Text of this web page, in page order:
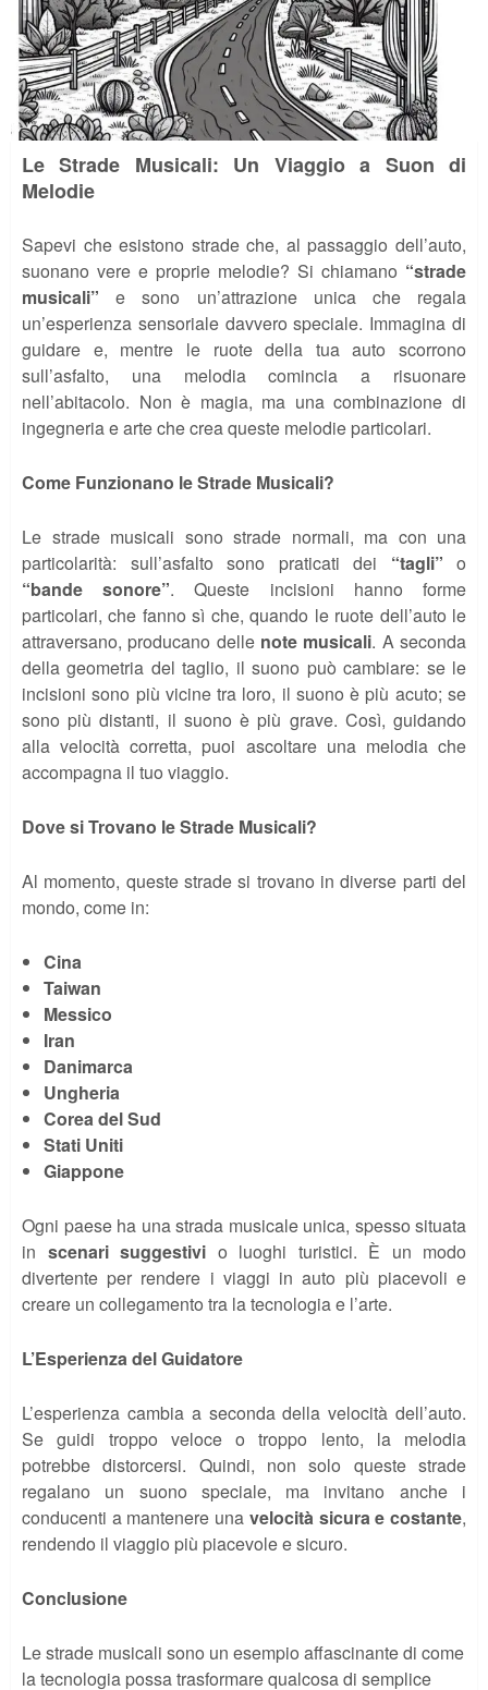
Le Strade Musicali: Un Viaggio a Suon di
Melodie
Sapevi che esistono strade che, al passaggio dell’auto,
suonano vere e proprie melodie? Si chiamano “strade
musicali” e sono un’attrazione unica che regala
un’esperienza sensoriale davvero speciale. Immagina di
guidare e, mentre le ruote della tua auto scorrono
sull’asfalto, una melodia comincia a risuonare
nell’abitacolo. Non è magia, ma una combinazione di
ingegneria e arte che crea queste melodie particolari.
Come Funzionano le Strade Musicali?
Le strade musicali sono strade normali, ma con una
particolarità: sull’asfalto sono praticati dei “tagli” o
“bande sonore”. Queste incisioni hanno forme
particolari, che fanno sì che, quando le ruote dell’auto le
attraversano, producano delle note musicali. A seconda
della geometria del taglio, il suono può cambiare: se le
incisioni sono più vicine tra loro, il suono è più acuto; se
sono più distanti, il suono è più grave. Così, guidando
alla velocità corretta, puoi ascoltare una melodia che
accompagna il tuo viaggio.
Dove si Trovano le Strade Musicali?
Al momento, queste strade si trovano in diverse parti del
mondo, come in:
Cina
Taiwan
Messico
Iran
Danimarca
Ungheria
Corea del Sud
Stati Uniti
Giappone
Ogni paese ha una strada musicale unica, spesso situata
in scenari suggestivi o luoghi turistici. È un modo
divertente per rendere i viaggi in auto più piacevoli e
creare un collegamento tra la tecnologia e l’arte.
L’Esperienza del Guidatore
L’esperienza cambia a seconda della velocità dell’auto.
Se guidi troppo veloce o troppo lento, la melodia
potrebbe distorcersi. Quindi, non solo queste strade
regalano un suono speciale, ma invitano anche i
conducenti a mantenere una velocità sicura e costante,
rendendo il viaggio più piacevole e sicuro.
Conclusione
Le strade musicali sono un esempio affascinante di come
la tecnologia possa trasformare qualcosa di semplice